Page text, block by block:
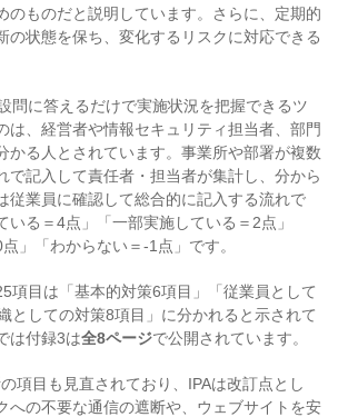
のものだと説明しています。さらに、定期的
の状態を保ち、変化するリスクに対応できる
問に答えるだけで実施状況を把握できるツ
は、経営者や情報セキュリティ担当者、部門
かる人とされています。事業所や部署が複数
で記入して責任者・担当者が集計し、分から
従業員に確認して総合的に記入する流れで
いる＝4点」「一部実施している＝2点」
」「わからない＝-1点」です。
項目は「基本的対策6項目」「従業員として
としての対策8項目」に分かれると示されて
は付録3は全8ページで公開されています。
項目も見直されており、IPAは改訂点とし
への不要な通信の遮断や、ウェブサイトを安